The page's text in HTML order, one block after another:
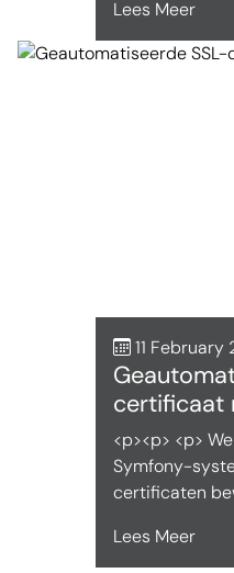
Lees Meer
11 February
certificaat
<p><p> <p>
Symfony-
certificaten
Lees Meer